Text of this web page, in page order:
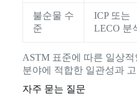
불순물 수
준
ICP 또는
LECO 분
ASTM 표준에 따른 일상
분야에 적합한 일관성과
자주 묻는 질문